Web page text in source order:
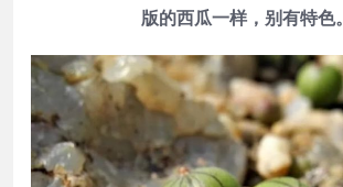
版的西瓜一样，别有特色。